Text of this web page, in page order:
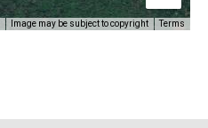
Image may be subject to copyright Terms